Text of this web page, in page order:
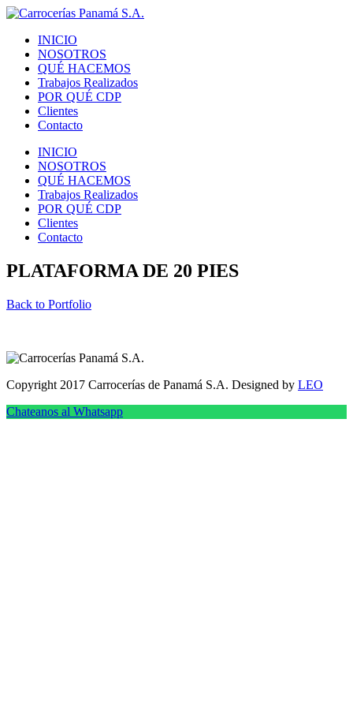
INICIO
NOSOTROS
QUÉ HACEMOS
Trabajos Realizados
POR QUÉ CDP
Clientes
Contacto
INICIO
NOSOTROS
QUÉ HACEMOS
Trabajos Realizados
POR QUÉ CDP
Clientes
Contacto
PLATAFORMA DE 20 PIES
Back to Portfolio
Copyright 2017 Carrocerías de Panamá S.A. Designed by LEO
Chateanos al Whatsapp